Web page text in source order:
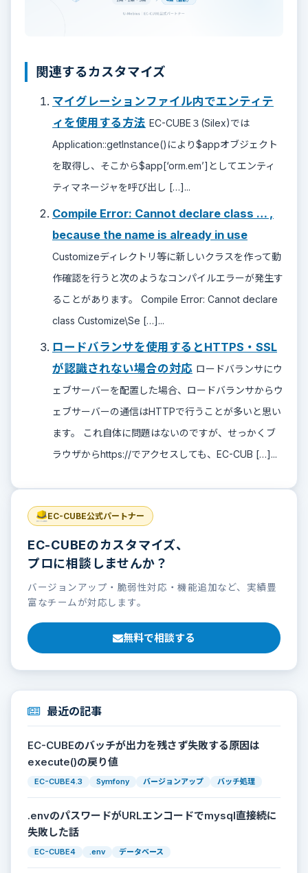
関連するカスタマイズ
マイグレーションファイル内でエンティテ
ィを使用する方法 EC-CUBE３(Silex)では
Application::getInstance()により$appオブジェクト
を取得し、そこから$app[‘orm.em’]としてエンティ
ティマネージャを呼び出し […]...
Compile Error: Cannot declare class … ,
because the name is already in use
Customizeディレクトリ等に新しいクラスを作って動
作確認を行うと次のようなコンパイルエラーが発生す
ることがあります。 Compile Error: Cannot declare
class Customize\Se […]...
ロードバランサを使用するとHTTPS・SSL
が認識されない場合の対応 ロードバランサにウ
ェブサーバーを配置した場合、ロードバランサからウ
ェブサーバーの通信はHTTPで行うことが多いと思い
ます。 これ自体に問題はないのですが、せっかくブ
ラウザからhttps://でアクセスしても、EC-CUB […]...
EC-CUBE公式パートナー
EC-CUBEのカスタマイズ、
プロに相談しませんか？
バージョンアップ・脆弱性対応・機能追加など、実績豊
富なチームが対応します。
無料で相談する
最近の記事
EC-CUBEのバッチが出力を残さず失敗する原因は
execute()の戻り値
EC-CUBE4.3 Symfony バージョンアップ バッチ処理
.envのパスワードがURLエンコードでmysql直接続に
失敗した話
EC-CUBE4 .env データベース